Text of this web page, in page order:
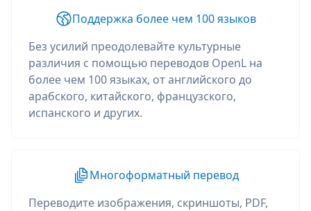
Поддержка более чем 100 языков
Без усилий преодолевайте культурные
различия с помощью переводов OpenL на
более чем 100 языках, от английского до
арабского, китайского, французского,
испанского и других.
Многоформатный перевод
Переводите изображения, скриншоты, PDF,